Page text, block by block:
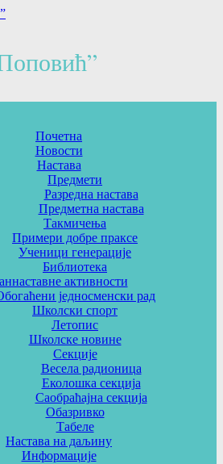
Почетна
Новости
Настава
Предмети
Разредна настава
Предметна настава
Такмичења
Примери добре праксе
Ученици генерације
Библиотека
активности
једносменски рад
Школски спорт
Летопис
Школске новине
Секције
Весела радионица
Еколошка секција
Саобраћајна секција
Обазривко
Табеле
Настава на даљину
Информације